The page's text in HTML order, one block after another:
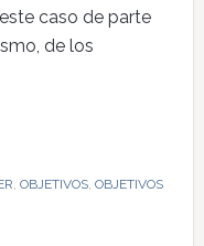
caso de parte
de los
OBJETIVOS, OBJETIVOS